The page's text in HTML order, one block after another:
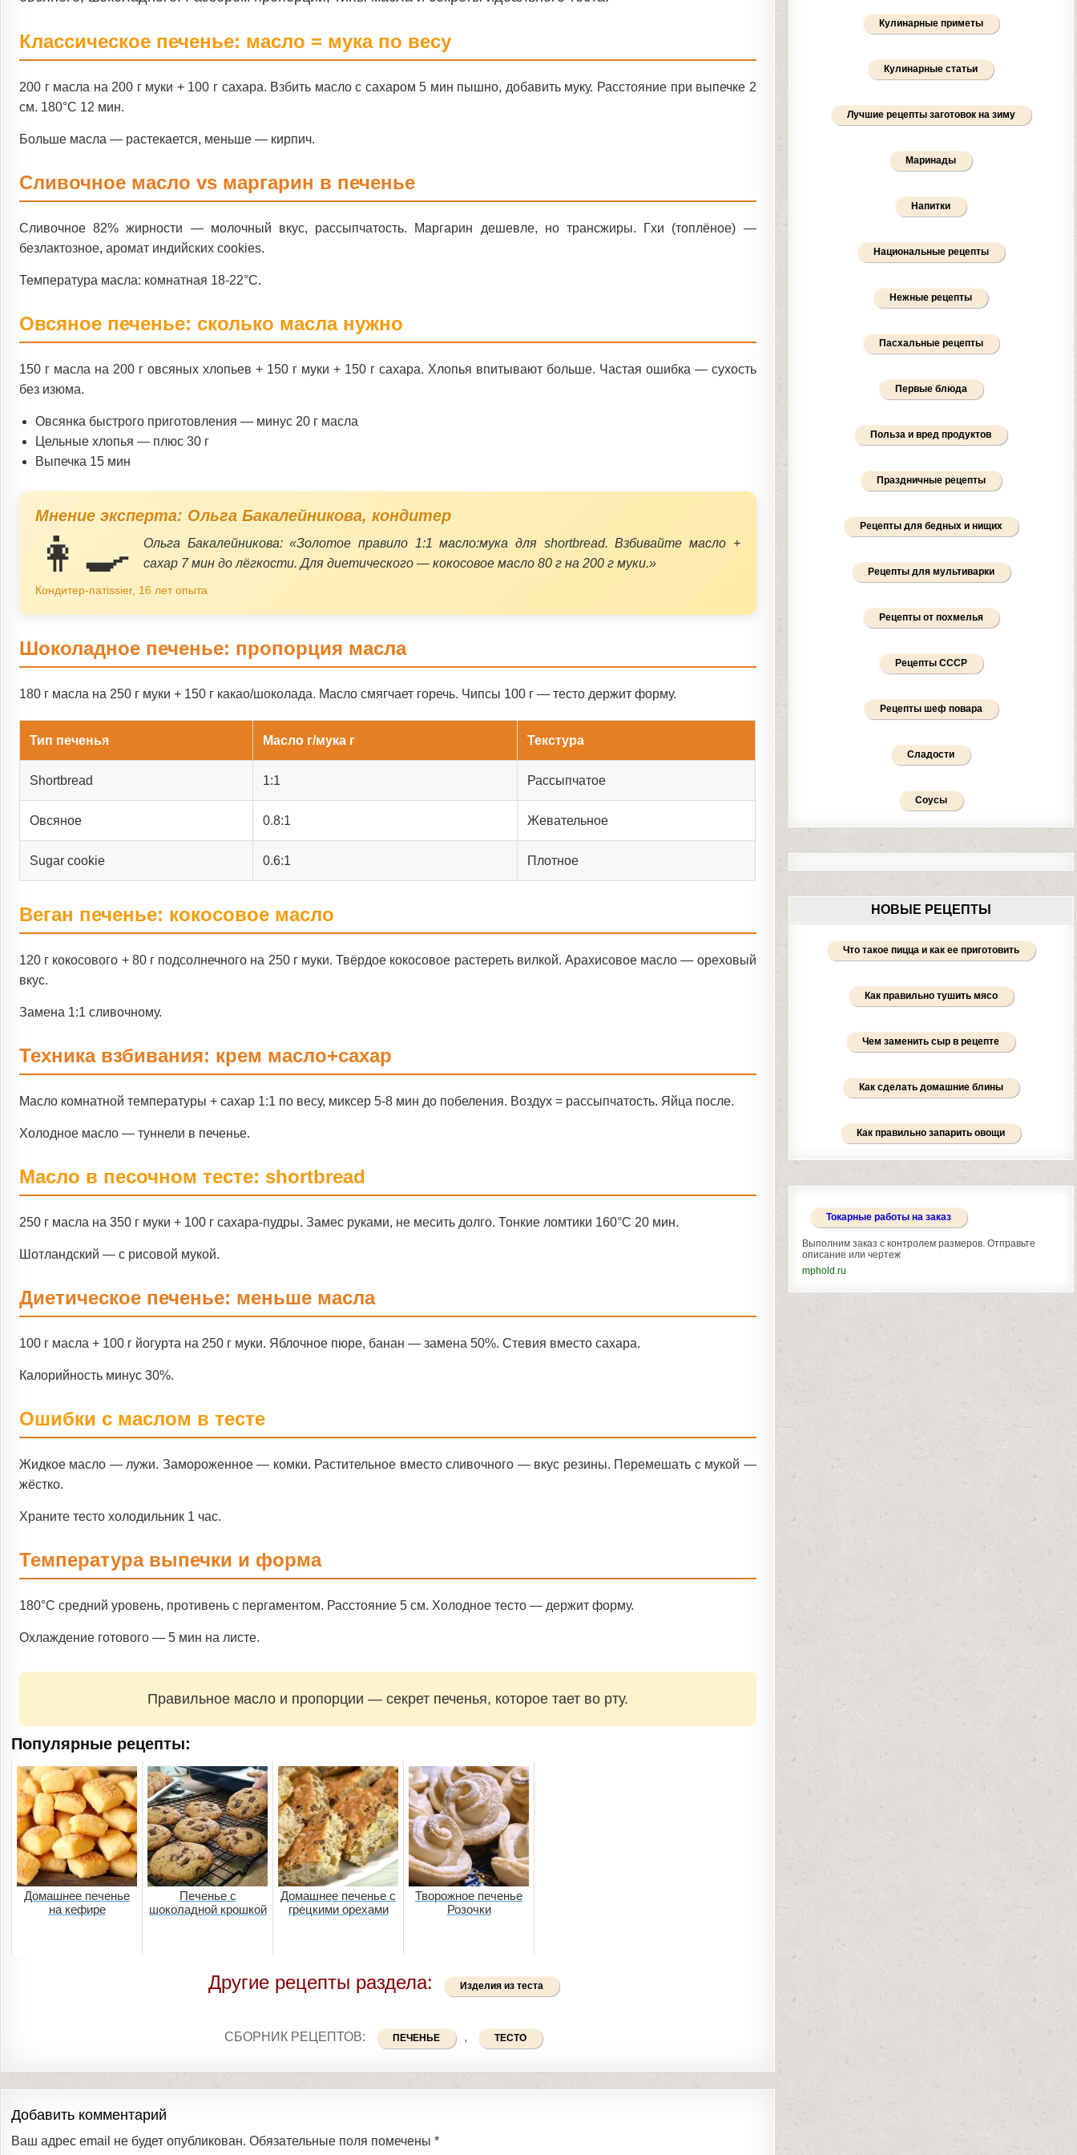
Классическое печенье: масло = мука по весу
200 г масла на 200 г муки + 100 г сахара. Взбить масло с сахаром 5 мин пышно, добавить муку. Расстояние при выпечке 2
см. 180°C 12 мин.
Больше масла — растекается, меньше — кирпич.
Сливочное масло vs маргарин в печенье
Сливочное 82% жирности — молочный вкус, рассыпчатость. Маргарин дешевле, но трансжиры. Гхи (топлёное) —
безлактозное, аромат индийских cookies.
Температура масла: комнатная 18-22°C.
Овсяное печенье: сколько масла нужно
150 г масла на 200 г овсяных хлопьев + 150 г муки + 150 г сахара. Хлопья впитывают больше. Частая ошибка — сухость
без изюма.
Овсянка быстрого приготовления — минус 20 г масла
Цельные хлопья — плюс 30 г
Выпечка 15 мин
Мнение эксперта: Ольга Бакалейникова, кондитер
👩‍🍳 Ольга Бакалейникова: «Золотое правило 1:1 масло:мука для shortbread. Взбивайте масло +
сахар 7 мин до лёгкости. Для диетического — кокосовое масло 80 г на 200 г муки.»
Кондитер-патissier, 16 лет опыта
Шоколадное печенье: пропорция масла
180 г масла на 250 г муки + 150 г какао/шоколада. Масло смягчает горечь. Чипсы 100 г — тесто держит форму.
Тип печенья Масло г/мука г Текстура
Shortbread 1:1 Рассыпчатое
Овсяное 0.8:1 Жевательное
Sugar cookie 0.6:1 Плотное
Веган печенье: кокосовое масло
120 г кокосового + 80 г подсолнечного на 250 г муки. Твёрдое кокосовое растереть вилкой. Арахисовое масло — ореховый
вкус.
Замена 1:1 сливочному.
Техника взбивания: крем масло+сахар
Масло комнатной температуры + сахар 1:1 по весу, миксер 5-8 мин до побеления. Воздух = рассыпчатость. Яйца после.
Холодное масло — туннели в печенье.
Масло в песочном тесте: shortbread
250 г масла на 350 г муки + 100 г сахара-пудры. Замес руками, не месить долго. Тонкие ломтики 160°C 20 мин.
Шотландский — с рисовой мукой.
Диетическое печенье: меньше масла
100 г масла + 100 г йогурта на 250 г муки. Яблочное пюре, банан — замена 50%. Стевия вместо сахара.
Калорийность минус 30%.
Ошибки с маслом в тесте
Жидкое масло — лужи. Замороженное — комки. Растительное вместо сливочного — вкус резины. Перемешать с мукой —
жёстко.
Храните тесто холодильник 1 час.
Температура выпечки и форма
180°C средний уровень, противень с пергаментом. Расстояние 5 см. Холодное тесто — держит форму.
Охлаждение готового — 5 мин на листе.
Правильное масло и пропорции — секрет печенья, которое тает во рту.
Популярные рецепты:
Домашнее печенье
на кефире
Печенье с
шоколадной крошкой
Домашнее печенье с
грецкими орехами
Творожное печенье
Розочки
Другие рецепты раздела: Изделия из теста
СБОРНИК РЕЦЕПТОВ: ПЕЧЕНЬЕ , ТЕСТО
Добавить комментарий
Ваш адрес email не будет опубликован. Обязательные поля помечены *
Кулинарные приметы
Кулинарные статьи
Лучшие рецепты заготовок на зиму
Маринады
Напитки
Национальные рецепты
Нежные рецепты
Пасхальные рецепты
Первые блюда
Польза и вред продуктов
Праздничные рецепты
Рецепты для бедных и нищих
Рецепты для мультиварки
Рецепты от похмелья
Рецепты СССР
Рецепты шеф повара
Сладости
Соусы
НОВЫЕ РЕЦЕПТЫ
Что такое пицца и как ее приготовить
Как правильно тушить мясо
Чем заменить сыр в рецепте
Как сделать домашние блины
Как правильно запарить овощи
Токарные работы на заказ
Выполним заказ с контролем размеров. Отправьте
описание или чертеж
mphold.ru